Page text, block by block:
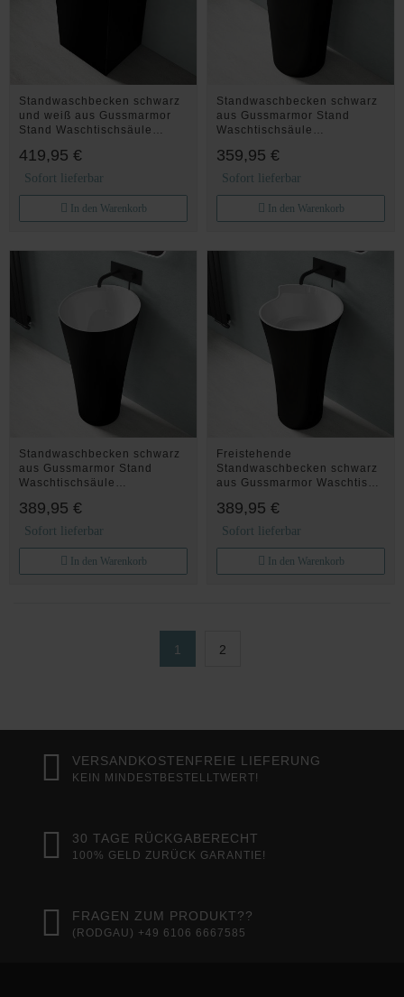
Standwaschbecken schwarz
und weiß aus Gussmarmor
Stand Waschtischsäule
419,95 €
Sofort lieferbar
In den Warenkorb
Standwaschbecken schwarz
aus Gussmarmor Stand
Waschtischsäule
359,95 €
Sofort lieferbar
In den Warenkorb
Standwaschbecken schwarz
aus Gussmarmor Stand
Waschtischsäule
389,95 €
Sofort lieferbar
In den Warenkorb
Freistehende
Standwaschbecken schwarz
aus Gussmarmor Waschtisch
389,95 €
Sofort lieferbar
In den Warenkorb
1 2
VERSANDKOSTENFREIE LIEFERUNG
KEIN MINDESTBESTELLTWERT!
30 TAGE RÜCKGABERECHT
100% GELD ZURÜCK GARANTIE!
FRAGEN ZUM PRODUKT??
(RODGAU) +49 6106 6667585